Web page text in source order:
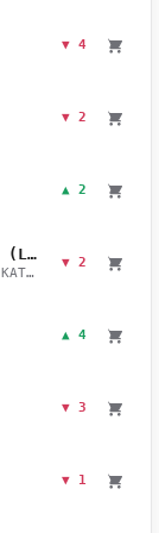
▼ 4
▼ 2
▲ 2
ΤΟ ΒΑΛΣ ΤΩΝ ΟΝΕΙΡΩΝ (LIVE)
ΜΠΑΚΟΥΛΗΣ ΔΗΜΗΤΡΗΣ & ΚΑΤΣΙΜΙΧΑ ΜΑΡΙΑΝΑ
▼ 2
▲ 4
▼ 3
▼ 1